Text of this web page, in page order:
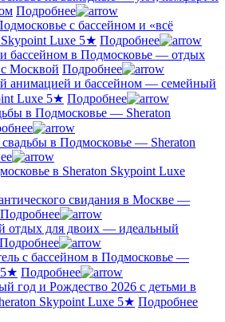
Подробнее
с бассейном и «всё
Luxe 5★ Подробнее
бассейном в Подмосковье — отдых
Москвой Подробнее
анимацией и бассейном — семейный
Luxe 5★ Подробнее
в Подмосковье — Sheraton
в Подмосковье — Sheraton
в Sheraton Skypoint Luxe
свидания в Москве —
Подробнее
отдых для двоих — идеальный
Подробнее
с бассейном в Подмосковье —
5★ Подробнее
год и Рождество 2026 с детьми в
Skypoint Luxe 5★ Подробнее